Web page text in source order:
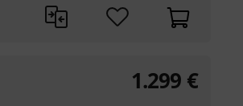
1.299 €